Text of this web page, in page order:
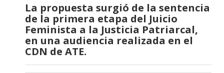
La propuesta surgió de la sentencia
de la primera etapa del Juicio
Feminista a la Justicia Patriarcal,
en una audiencia realizada en el
CDN de ATE.